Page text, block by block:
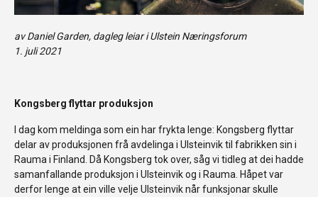
av Daniel Garden, dagleg leiar i Ulstein Næringsforum
1. juli 2021
Kongsberg flyttar produksjon
I dag kom meldinga som ein har frykta lenge: Kongsberg flyttar
delar av produksjonen frå avdelinga i Ulsteinvik til fabrikken sin i
Rauma i Finland. Då Kongsberg tok over, såg vi tidleg at dei hadde
samanfallande produksjon i Ulsteinvik og i Rauma. Håpet var
derfor lenge at ein ville velje Ulsteinvik når funksjonar skulle